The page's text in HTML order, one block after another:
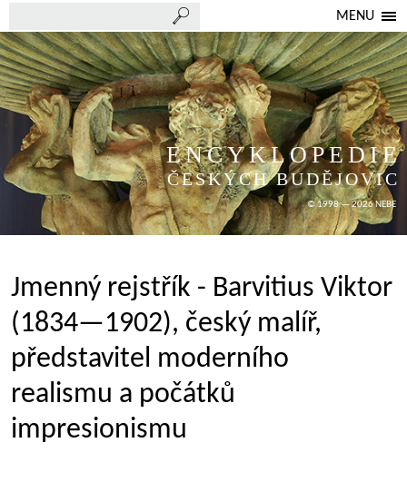
MENU
ENCYKLOPEDIE
ČESKÝCH BUDĚJOVIC
© 1998 — 2026 NEBE
Jmenný rejstřík - Barvitius Viktor
(1834—1902), český malíř,
představitel moderního
realismu a počátků
impresionismu